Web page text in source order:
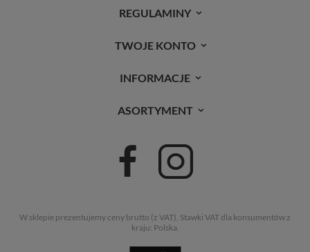
REGULAMINY
TWOJE KONTO
INFORMACJE
ASORTYMENT
W sklepie prezentujemy ceny brutto (z VAT). Stawki VAT dla konsumentów z
kraju: Polska